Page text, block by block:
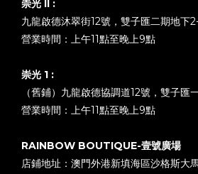
崇光 ll :
九龍啟德沐翠街12號，雙子匯二期地下
營業時間：上午11點至晚上9點
崇光 1 :
（舊鋪）九龍啟德協調道12號，雙子匯
營業時間：上午11點至晚上9點
RAINBOW BOUTIQUE-壹號廣場
店鋪地址：澳門外港新填海區沙格斯大